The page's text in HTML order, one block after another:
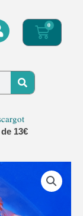
0
Panier
13€